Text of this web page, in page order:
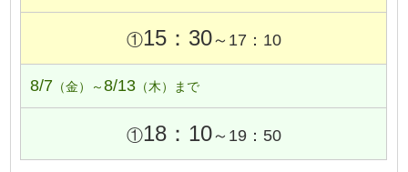
①15：30～17：10
8/7 （金）～8/13 （木）まで
①18：10～19：50